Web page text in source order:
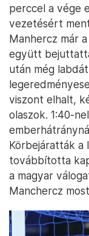
perccel a vége
vezetésért
Manhercz már
együtt
után még
viszont elhalt,
olaszok. 1:40-
Körbejáratták a
továbbította
a magyar
Manchercz